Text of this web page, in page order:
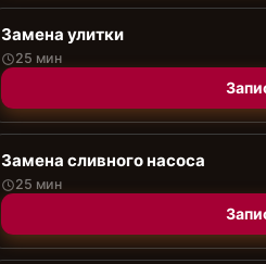
Замена улитки
25 мин
Замена сливного насоса
25 мин